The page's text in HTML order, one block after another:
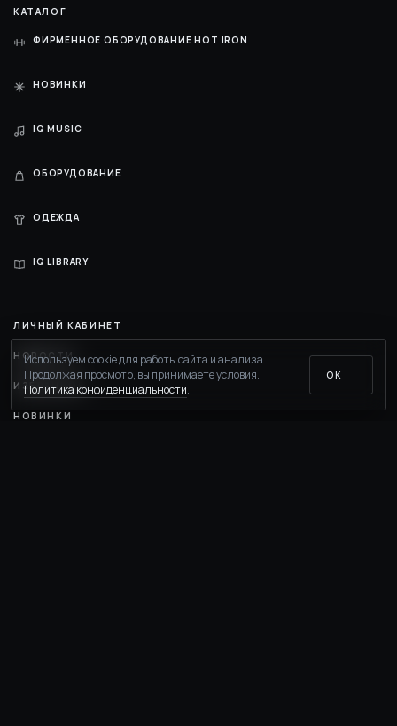
КАТАЛОГ
ФИРМЕННОЕ ОБОРУДОВАНИЕ HOT IRON
НОВИНКИ
IQ MUSIC
ОБОРУДОВАНИЕ
ОДЕЖДА
IQ LIBRARY
ЛИЧНЫЙ КАБИНЕТ
НОВОСТИ
ИЗБРАННОЕ
НОВИНКИ
Используем cookie для работы сайта и анализа.
Продолжая просмотр, вы принимаете условия.
Политика конфиденциальности.
ОК